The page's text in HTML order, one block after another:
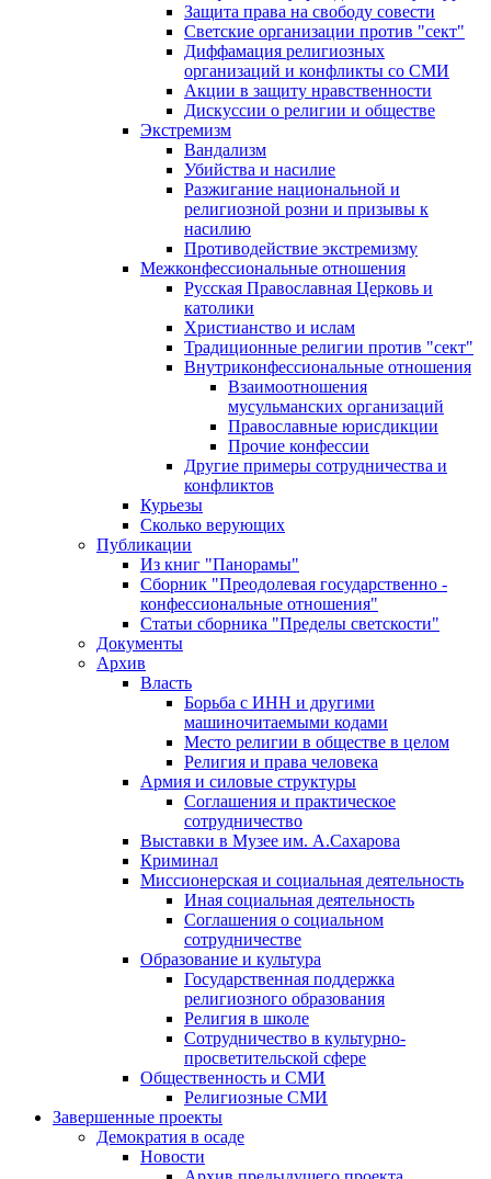
Защита права на свободу совести
Светские организации против "сект"
Диффамация религиозных
организаций и конфликты со СМИ
Акции в защиту нравственности
Дискуссии о религии и обществе
Экстремизм
Вандализм
Убийства и насилие
Разжигание национальной и
религиозной розни и призывы к
насилию
Противодействие экстремизму
Межконфессиональные отношения
Русская Православная Церковь и
католики
Христианство и ислам
Традиционные религии против "сект"
Внутриконфессиональные отношения
Взаимоотношения
мусульманских организаций
Православные юрисдикции
Прочие конфессии
Другие примеры сотрудничества и
конфликтов
Курьезы
Сколько верующих
Публикации
Из книг "Панорамы"
Сборник "Преодолевая государственно -
конфессиональные отношения"
Статьи сборника "Пределы светскости"
Документы
Архив
Власть
Борьба с ИНН и другими
машиночитаемыми кодами
Место религии в обществе в целом
Религия и права человека
Армия и силовые структуры
Соглашения и практическое
сотрудничество
Выставки в Музее им. А.Сахарова
Криминал
Миссионерская и социальная деятельность
Иная социальная деятельность
Соглашения о социальном
сотрудничестве
Образование и культура
Государственная поддержка
религиозного образования
Религия в школе
Сотрудничество в культурно-
просветительской сфере
Общественность и СМИ
Религиозные СМИ
Завершенные проекты
Демократия в осаде
Новости